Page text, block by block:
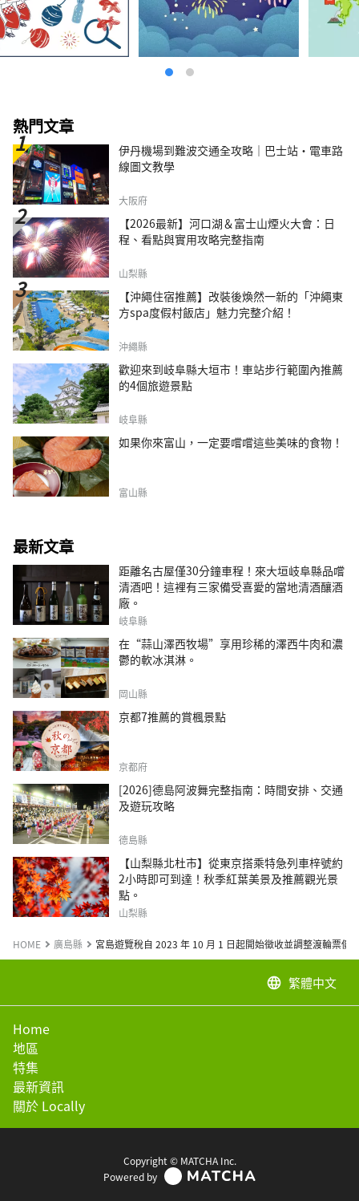
熱門文章
伊丹機場到難波交通全攻略｜巴士站・電車路
線圖文教學
大阪府
【2026最新】河口湖＆富士山煙火大會：日
程、看點與實用攻略完整指南
山梨縣
【沖繩住宿推薦】改裝後煥然一新的「沖繩東
方spa度假村飯店」魅力完整介紹！
沖繩縣
歡迎來到岐阜縣大垣市！車站步行範圍內推薦
的4個旅遊景點
岐阜縣
如果你來富山，一定要嚐嚐這些美味的食物！
富山縣
最新文章
距離名古屋僅30分鐘車程！來大垣岐阜縣品嚐
清酒吧！這裡有三家備受喜愛的當地清酒釀酒
廠。
岐阜縣
在“蒜山澤西牧場”享用珍稀的澤西牛肉和濃
鬱的軟冰淇淋。
岡山縣
京都7推薦的賞楓景點
京都府
[2026]德島阿波舞完整指南：時間安排、交通
及遊玩攻略
德島縣
【山梨縣北杜市】從東京搭乘特急列車梓號約
2小時即可到達！秋季紅葉美景及推薦觀光景
點。
山梨縣
HOME 廣島縣 宮島遊覽稅自 2023 年 10 月 1 日起開始徵收並調整渡輪票價
language 繁體中文
Home
地區
特集
最新資訊
關於 Locally
Copyright © MATCHA Inc.
Powered by